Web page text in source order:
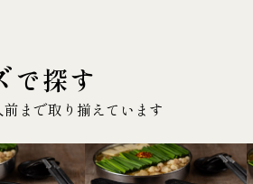
で探す
前まで取り揃えています